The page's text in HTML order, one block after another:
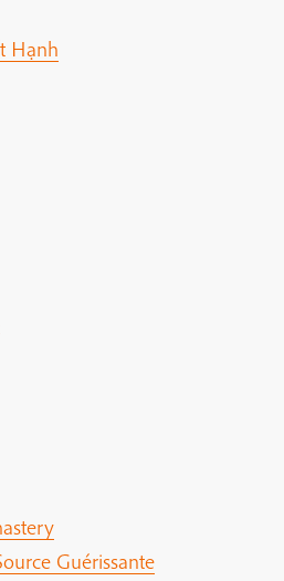
Hạnh
Guérissante